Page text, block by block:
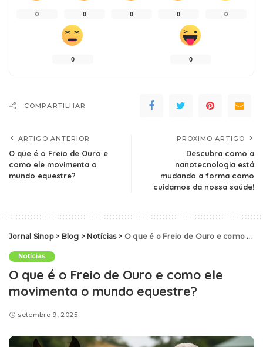
0 0 0 0 0
0 0
COMPARTILHAR
ARTIGO ANTERIOR
O que é o Freio de Ouro e
como ele movimenta o
mundo equestre?
PROXIMO ARTIGO
Descubra como a
nanotecnologia está
mudando a forma como
cuidamos da nossa saúde!
Jornal Sinop> Blog > Notícias> O que é o Freio de Ouro e como ele movimenta o mundo equestre?
Notícias
O que é o Freio de Ouro e como ele
movimenta o mundo equestre?
setembro 9, 2025